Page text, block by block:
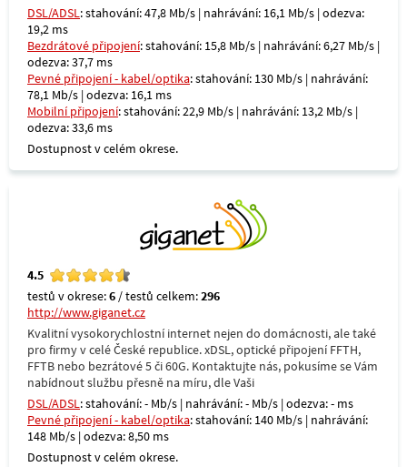
DSL/ADSL: stahování: 47,8 Mb/s | nahrávání: 16,1 Mb/s | odezva:
19,2 ms
Bezdrátové připojení: stahování: 15,8 Mb/s | nahrávání: 6,27 Mb/s |
odezva: 37,7 ms
Pevné připojení - kabel/optika: stahování: 130 Mb/s | nahrávání:
78,1 Mb/s | odezva: 16,1 ms
Mobilní připojení: stahování: 22,9 Mb/s | nahrávání: 13,2 Mb/s |
odezva: 33,6 ms
Dostupnost v celém okrese.
4.5
testů v okrese:6 / testů celkem:296
http://www.giganet.cz
Kvalitní vysokorychlostní internet nejen do domácnosti, ale také
pro firmy v celé České republice. xDSL, optické připojení FFTH,
FFTB nebo bezrátové 5 či 60G. Kontaktujte nás, pokusíme se Vám
nabídnout službu přesně na míru, dle Vaši
DSL/ADSL: stahování: - Mb/s | nahrávání: - Mb/s | odezva: - ms
Pevné připojení - kabel/optika: stahování: 140 Mb/s | nahrávání:
148 Mb/s | odezva: 8,50 ms
Dostupnost v celém okrese.